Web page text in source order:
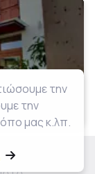
την
την
μας κ.λπ.
PVC